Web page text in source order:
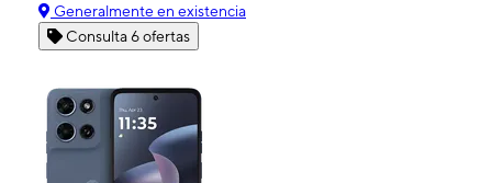
Generalmente en existencia
Consulta 6 ofertas